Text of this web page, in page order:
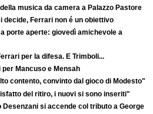
musica da camera a Palazzo Pastore
decide, Ferrari non é un obiettivo
porte aperte: giovedì amichevole a
per la difesa. E Trimboli...
Mancuso e Mensah
contento, convinto dal gioco di Modesto"
del ritiro, i nuovi si sono inseriti"
si accende col tributo a George